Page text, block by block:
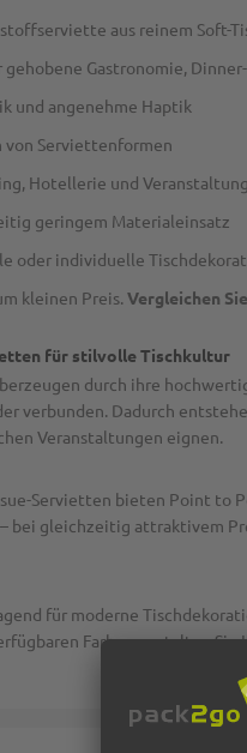
aus reinem Soft-
Gastronomie,
und angenehme Haptik
von Serviettenformen
Hotellerie und
geringem Materialeinsatz
oder individuelle
kleinen Preis. Vergleichen
für stilvolle Tischkultur
durch ihre
verbunden. Dadurch
Veranstaltungen eignen.
Servietten bieten Point
bei gleichzeitig attraktivem
für moderne
Farben gestalten Sie